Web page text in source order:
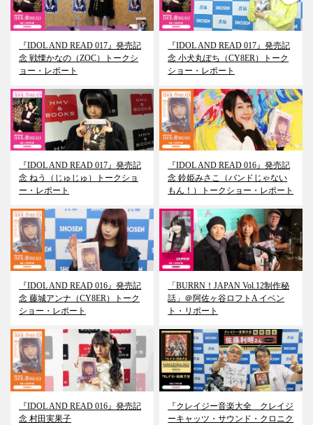
『IDOL AND READ 017』発売記
念 戦慄かなの（ZOC）トークシ
ョー・レポート
『IDOL AND READ 017』発売記
念 小犬丸ぽち（CY8ER）トーク
ショー・レポート
『IDOL AND READ 017』発売記
念 ねう（じゅじゅ）トークショ
ー・レポート
『IDOL AND READ 016』発売記
念 鈴姫みさこ（バンドじゃない
もん！）トークショー・レポート
『IDOL AND READ 016』発売記
念 藤城アンナ（CY8ER）トーク
ショー・レポート
「BURRN！JAPAN Vol.12制作秘
話」＠阿佐ヶ谷ロフトA イベン
ト・リポート
『IDOL AND READ 016』発売記
念 村田実果子
『クレイジー音楽大全 クレイジ
ーキャッツ・サウンド・クロニク